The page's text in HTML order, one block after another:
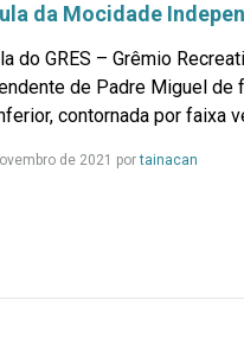
da Mocidade
do GRES – Grêmio
de Padre Miguel de
contornada por faixa
de 2021 portainacanLeia